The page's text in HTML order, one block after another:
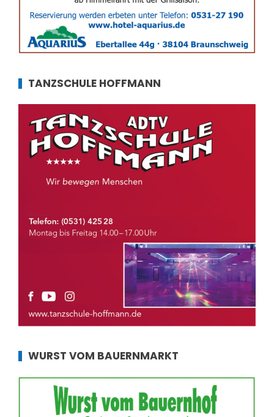
TANZSCHULE HOFFMANN
WURST VOM BAUERNMARKT